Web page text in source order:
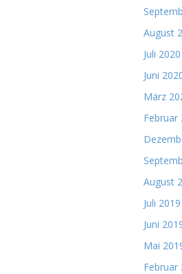
August
Juli 2020
Juni
März
Februar
August
Juli 2019
Juni
Mai
Februar